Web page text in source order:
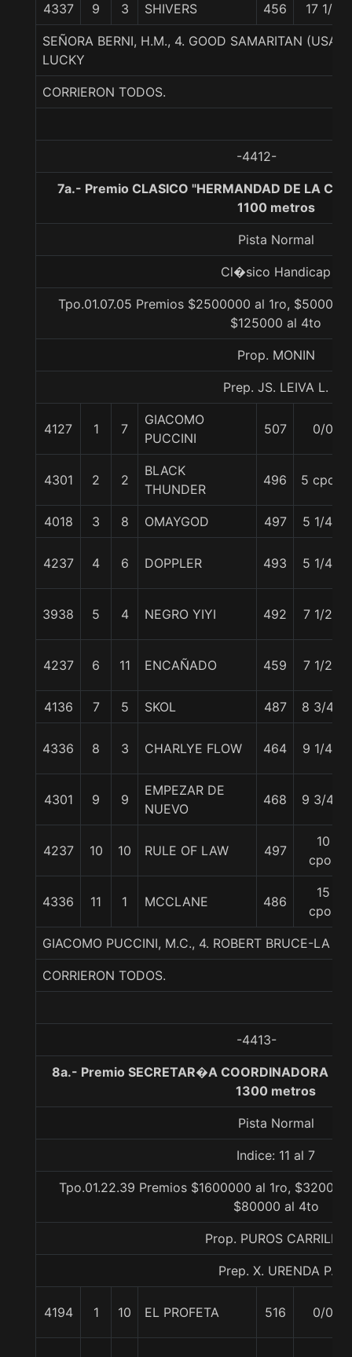
4337 9 3 SHIVERS 456 17 1/4
SEÑORA BERNI, H.M., 4. GOOD SAMARITAN
LUCKY
CORRIERON TODOS.
-4412-
7a.- Premio CLASICO "HERMANDAD DE LA
1100 metros
Pista Normal
Cl�sico Handicap
Tpo.01.07.05 Premios $2500000 al 1ro,
$125000 al 4to
Prop. MONIN
Prep. JS. LEIVA L.
4127 1 7
GIACOMO
PUCCINI
507 0/0
4301 2 2
BLACK
THUNDER
496 5 cpos.
4018 3 8 OMAYGOD 497 5 1/4 c
4237 4 6 DOPPLER 493 5 1/4 c
3938 5 4 NEGRO YIYI 492 7 1/2 c
4237 6 11 ENCAÑADO 459 7 1/2 c
4136 7 5 SKOL 487 8 3/4 c
4336 8 3 CHARLYE FLOW 464 9 1/4 c
4301 9 9
EMPEZAR DE
NUEVO
468 9 3/4 c
4237 10 10 RULE OF LAW 497
10
cpos
4336 11 1 MCCLANE 486
15
cpos
GIACOMO PUCCINI, M.C., 4. ROBERT BRUCE-LA
CORRIERON TODOS.
-4413-
8a.- Premio SECRETAR�A COORDINADORA
1300 metros
Pista Normal
Indice: 11 al 7
Tpo.01.22.39 Premios $1600000 al 1ro,
$80000 al 4to
Prop. PUROS CARRILES
Prep. X. URENDA P.
4194 1 10 EL PROFETA 516 0/0